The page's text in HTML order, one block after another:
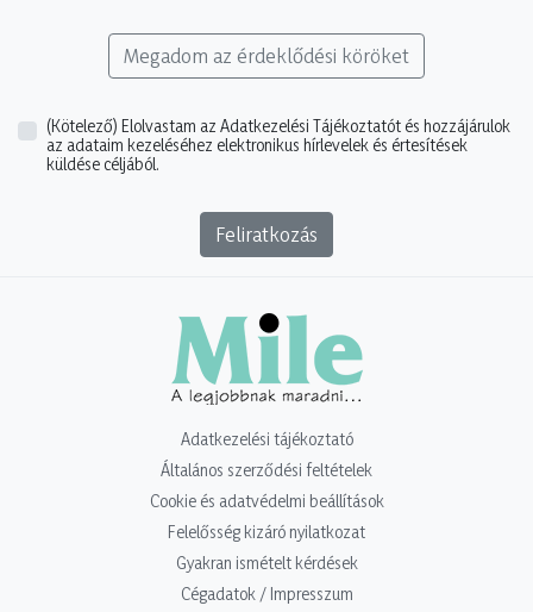
Megadom az érdeklődési köröket
(Kötelező) Elolvastam az Adatkezelési Tájékoztatót és hozzájárulok
az adataim kezeléséhez elektronikus hírlevelek és értesítések
küldése céljából.
Feliratkozás
Adatkezelési tájékoztató
Általános szerződési feltételek
Cookie és adatvédelmi beállítások
Felelősség kizáró nyilatkozat
Gyakran ismételt kérdések
Cégadatok / Impresszum